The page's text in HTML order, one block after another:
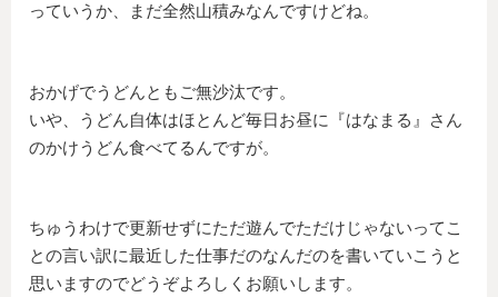
っていうか、まだ全然山積みなんですけどね。
おかげでうどんともご無沙汰です。
いや、うどん自体はほとんど毎日お昼に『はなまる』さん
のかけうどん食べてるんですが。
ちゅうわけで更新せずにただ遊んでただけじゃないってこ
との言い訳に最近した仕事だのなんだのを書いていこうと
思いますのでどうぞよろしくお願いします。